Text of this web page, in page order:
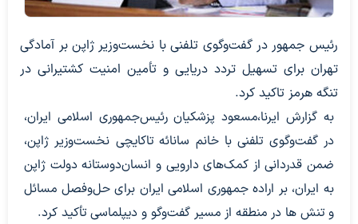
رئیس جمهور در گفت‌وگوی تلفنی با نخست‌وزیر ژاپن بر آمادگی
تهران برای تسهیل تردد دریایی و تأمین امنیت کشتیرانی در
تنگه هرمز تاکید کرد.
به گزارش ایرنا،مسعود پزشکیان رئیس‌جمهوری اسلامی ایران،
در گفت‌وگوی تلفنی با خانم سانائه تاکایچی نخست‌وزیر ژاپن،
ضمن قدردانی از کمک‌های دارویی و انسان‌دوستانه دولت ژاپن
به ایران، بر اراده جمهوری اسلامی ایران برای حل‌وفصل مسائل
و تنش ها در منطقه از مسیر گفت‌وگو و دیپلماسی تأکید کرد.